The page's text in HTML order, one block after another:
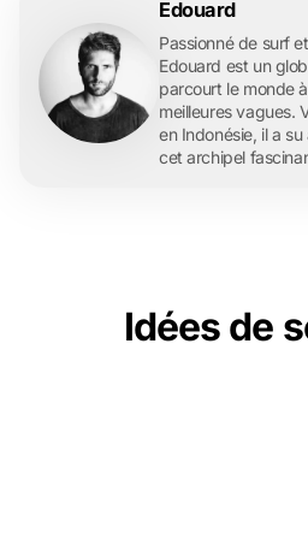
Edouard
Passionné de surf
Edouard est un
parcourt le monde
meilleures vagues.
en Indonésie, il a
cet archipel
ses aventures
articles, il espère
Idées de